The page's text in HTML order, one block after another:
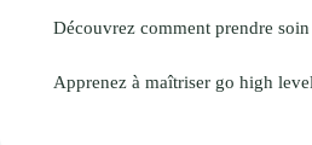
Découvrez comment prendre
Apprenez à maîtriser go high